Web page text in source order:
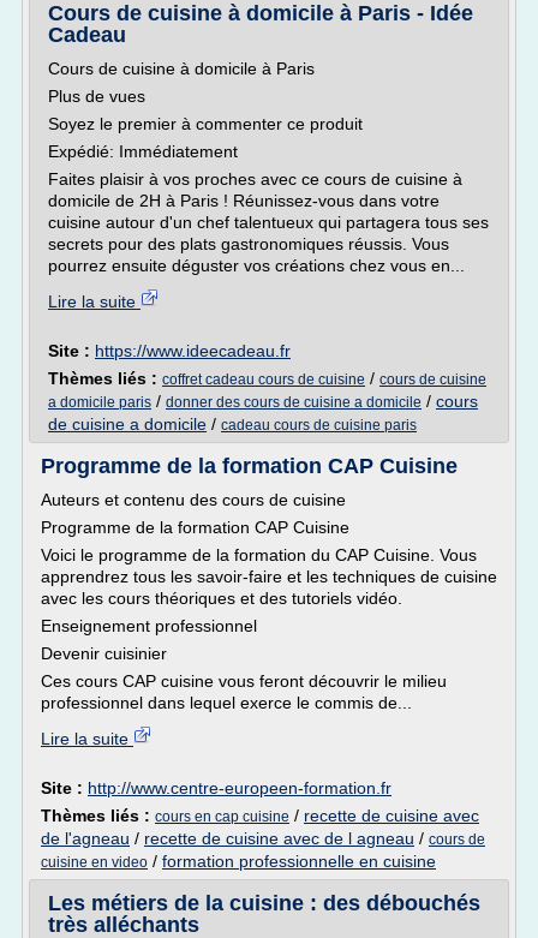
Cours de cuisine à domicile à Paris - Idée
Cadeau
Cours de cuisine à domicile à Paris
Plus de vues
Soyez le premier à commenter ce produit
Expédié: Immédiatement
Faites plaisir à vos proches avec ce cours de cuisine à
domicile de 2H à Paris ! Réunissez-vous dans votre
cuisine autour d'un chef talentueux qui partagera tous ses
secrets pour des plats gastronomiques réussis. Vous
pourrez ensuite déguster vos créations chez vous en...
Lire la suite
Site : https://www.ideecadeau.fr
Thèmes liés : coffret cadeau cours de cuisine / cours de cuisine
a domicile paris / donner des cours de cuisine a domicile / cours
de cuisine a domicile / cadeau cours de cuisine paris
Programme de la formation CAP Cuisine
Auteurs et contenu des cours de cuisine
Programme de la formation CAP Cuisine
Voici le programme de la formation du CAP Cuisine. Vous
apprendrez tous les savoir-faire et les techniques de cuisine
avec les cours théoriques et des tutoriels vidéo.
Enseignement professionnel
Devenir cuisinier
Ces cours CAP cuisine vous feront découvrir le milieu
professionnel dans lequel exerce le commis de...
Lire la suite
Site : http://www.centre-europeen-formation.fr
Thèmes liés : cours en cap cuisine / recette de cuisine avec
de l'agneau / recette de cuisine avec de l agneau / cours de
cuisine en video / formation professionnelle en cuisine
Les métiers de la cuisine : des débouchés
très alléchants